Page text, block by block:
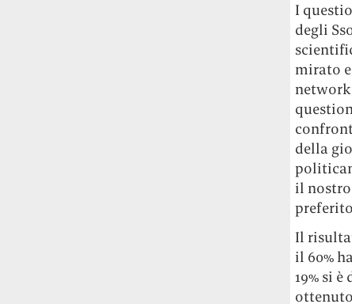
I
degli
mirato
della
il nostro
Il
il 60%
19% si